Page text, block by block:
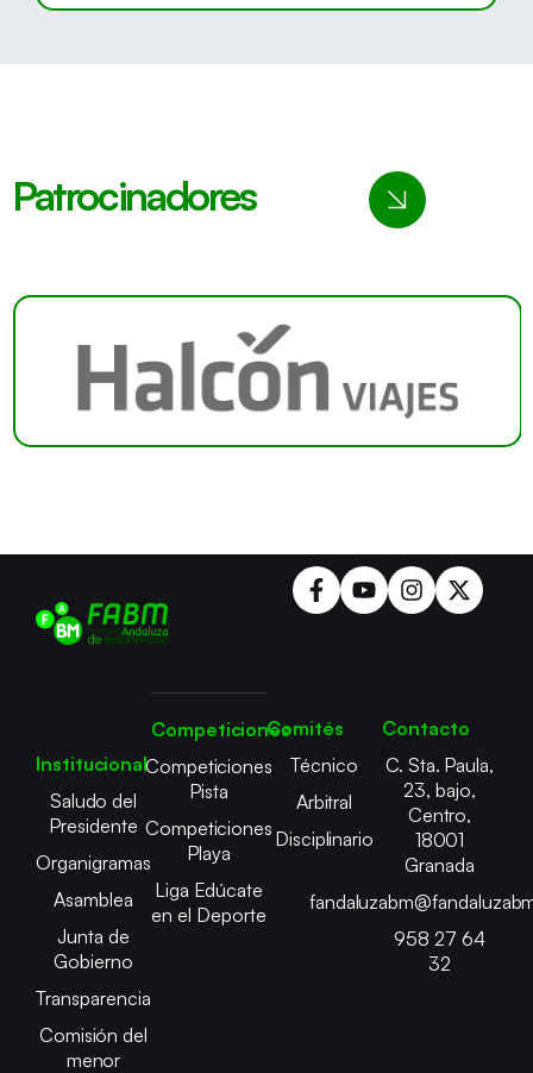
Patrocinadores
Institucional
Saludo del
Presidente
Organigramas
Asamblea
Junta de
Gobierno
Transparencia
Comisión del
menor
Competiciones
Competiciones
Pista
Competiciones
Playa
Liga Edúcate
en el Deporte
Comités
Técnico
Arbitral
Disciplinario
Contacto
C. Sta. Paula,
23, bajo,
Centro,
18001
Granada
958 27 64
32